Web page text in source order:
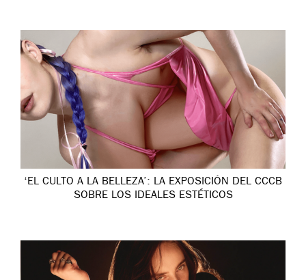
‘EL CULTO A LA BELLEZA’: LA EXPOSICIÓN DEL CCCB
SOBRE LOS IDEALES ESTÉTICOS